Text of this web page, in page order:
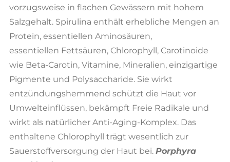
vorzugsweise in flachen Gewässern mit hohem
Salzgehalt. Spirulina enthält erhebliche Mengen an
Protein, essentiellen Aminosäuren,
essentiellen Fettsäuren, Chlorophyll, Carotinoide
wie Beta-Carotin, Vitamine, Mineralien, einzigartige
Pigmente und Polysaccharide. Sie wirkt
entzündungshemmend schützt die Haut vor
Umwelteinflüssen, bekämpft Freie Radikale und
wirkt als natürlicher Anti-Aging-Komplex. Das
enthaltene Chlorophyll trägt wesentlich zur
Sauerstoffversorgung der Haut bei. Porphyra